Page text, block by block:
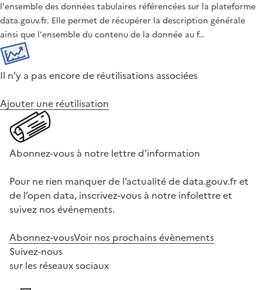
l'ensemble des données tabulaires référencées sur la plateforme
data.gouv.fr. Elle permet de récupérer la description générale
ainsi que l'ensemble du contenu de la donnée au f…
Il n'y a pas encore de réutilisations associées
Ajouter une réutilisation
Abonnez-vous à notre lettre d'information
Pour ne rien manquer de l’actualité de data.gouv.fr et
de l’open data, inscrivez-vous à notre infolettre et
suivez nos événements.
Abonnez-vousVoir nos prochains évènements
Suivez-nous
sur les réseaux sociaux